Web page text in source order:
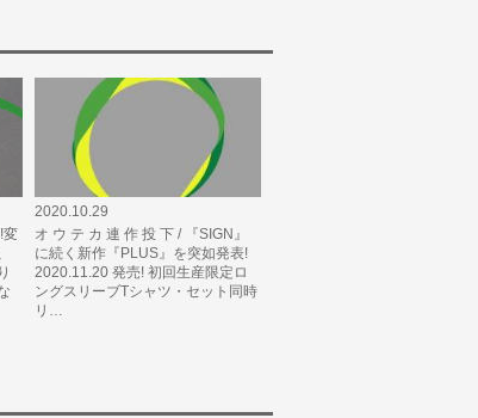
変
2020.10.29
オ ウ テ カ 連 作 投 下 / 『SIGN』
に続く新作『PLUS』を突如発表!
2020.11.20 発売! 初回生産限定ロ
ングスリーブTシャツ・セット同時
リ…